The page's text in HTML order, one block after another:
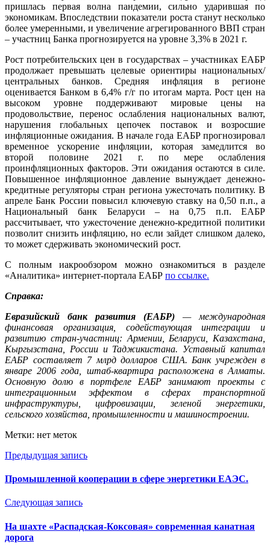
пришлась первая волна пандемии, сильно ударившая по
экономикам. Впоследствии показатели роста станут несколько
более умеренными, и увеличение агрегированного ВВП стран
– участниц Банка прогнозируется на уровне 3,3% в 2021 г.
Рост потребительских цен в государствах – участниках ЕАБР
продолжает превышать целевые ориентиры национальных/
центральных банков. Средняя инфляция в регионе
оценивается Банком в 6,4% г/г по итогам марта. Рост цен на
высоком уровне поддерживают мировые цены на
продовольствие, перенос ослабления национальных валют,
нарушения глобальных цепочек поставок и возросшие
инфляционные ожидания. В начале года ЕАБР прогнозировал
временное ускорение инфляции, которая замедлится во
второй половине 2021 г. по мере ослабления
проинфляционных факторов. Эти ожидания остаются в силе.
Повышенное инфляционное давление вынуждает денежно-
кредитные регуляторы стран региона ужесточать политику. В
апреле Банк России повысил ключевую ставку на 0,50 п.п., а
Национальный банк Беларуси – на 0,75 п.п. ЕАБР
рассчитывает, что ужесточение денежно-кредитной политики
позволит снизить инфляцию, но если зайдет слишком далеко,
то может сдерживать экономический рост.
С полным иакрообзором можно ознакомиться в разделе
«Аналитика» интернет-портала ЕАБР по ссылке.
Справка:
Евразийский банк развития (ЕАБР) — международная
финансовая организация, содействующая интеграции и
развитию стран-участниц: Армении, Беларуси, Казахстана,
Кыргызстана, России и Таджикистана. Уставный капитал
ЕАБР составляет 7 млрд долларов США. Банк учрежден в
январе 2006 года, штаб-квартира расположена в Алматы.
Основную долю в портфеле ЕАБР занимают проекты с
интеграционным эффектом в сферах транспортной
инфраструктуры, цифровизации, зеленой энергетики,
сельского хозяйства, промышленности и машиностроении.
Метки: нет меток
Предыдущая запись
Промышленной кооперации в сфере энергетики ЕАЭС.
Следующая запись
На шахте «Распадская-Коксовая» современная канатная
дорога